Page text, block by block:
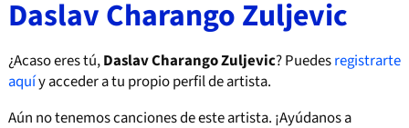
Daslav Charango Zuljevic
¿Acaso eres tú,Daslav Charango Zuljevic? Puedesregistrarte
aquíy acceder a tu propio perfil de artista.
Aún no tenemos canciones de este artista. ¡Ayúdanos a